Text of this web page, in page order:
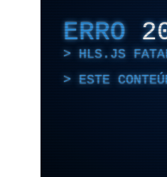
ERRO
HLS.JS
ESTE